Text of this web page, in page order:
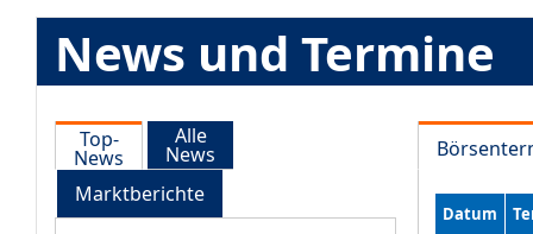
News und Termine
Top-
News
Alle
News
Marktberichte
Datum